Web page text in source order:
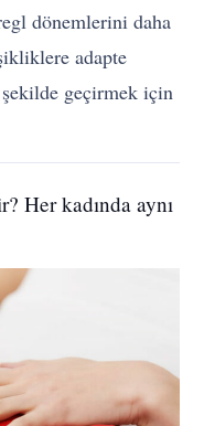
dönemlerini daha
adapte
geçirmek için
Her kadında aynı